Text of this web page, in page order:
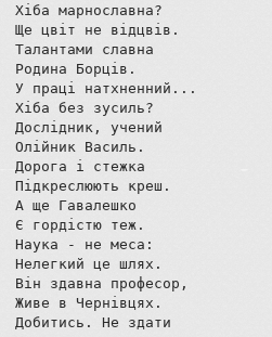
Хіба марнославна?
Ще цвіт не відцвів.
Талантами славна
Родина Борців.
У праці натхненний...
Хіба без зусиль?
Дослідник, учений
Олійник Василь.
Дорога і стежка
Підкреслюють креш.
А ще Гавалешко
Є гордістю теж.
Наука - не меса:
Нелегкий це шлях.
Він здавна професор,
Живе в Чернівцях.
Добитись. Не здати